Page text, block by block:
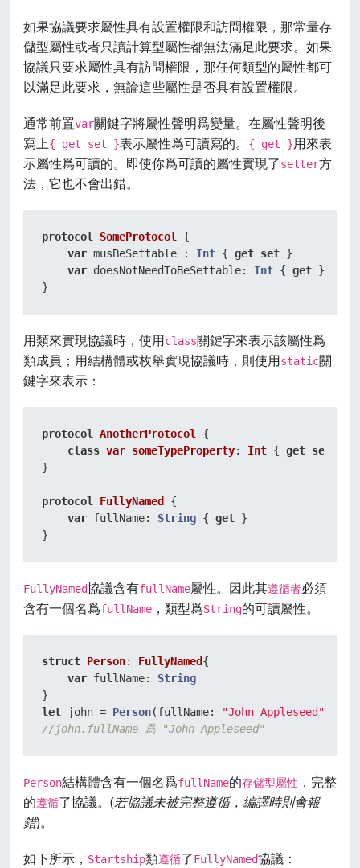
如果協議要求屬性具有設置權限和訪問權限，那常量存
儲型屬性或者只讀計算型屬性都無法滿足此要求。如果
協議只要求屬性具有訪問權限，那任何類型的屬性都可
以滿足此要求，無論這些屬性是否具有設置權限。
通常前置var關鍵字將屬性聲明爲變量。在屬性聲明後
寫上{ get set }表示屬性爲可讀寫的。 { get }用來表
示屬性爲可讀的。即使你爲可讀的屬性實現了setter方
法，它也不會出錯。
protocol SomeProtocol
{
var musBeSettable : Int { get set }
var doesNotNeedToBeSettable: Int { get }
}
用類來實現協議時，使用class關鍵字來表示該屬性爲
類成員；用結構體或枚舉實現協議時，則使用static關
鍵字來表示：
protocol AnotherProtocol
{
class var someTypeProperty: Int { get set
}
protocol FullyNamed
{
var fullName: String { get }
}
FullyNamed協議含有fullName屬性。因此其遵循者必須
含有一個名爲fullName ，類型爲String的可讀屬性。
struct Person: FullyNamed{
var fullName: String
let john = Person(fullName: "John Appleseed"
//john.fullName 爲 "John Appleseed"
Person結構體含有一個名爲fullName的存儲型屬性 ，完整
的遵循了協議。(若協議未被完整遵循，編譯時則會報
錯)。
如下所示， Startship類遵循了FullyNamed協議：